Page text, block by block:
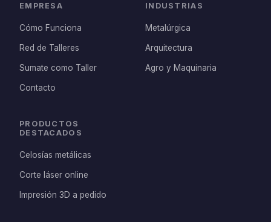
EMPRESA
Cómo Funciona
Red de Talleres
Sumate como Taller
Contacto
INDUSTRIAS
Metalúrgica
Arquitectura
Agro y Maquinaria
PRODUCTOS
DESTACADOS
Celosías metálicas
Corte láser online
Impresión 3D a pedido